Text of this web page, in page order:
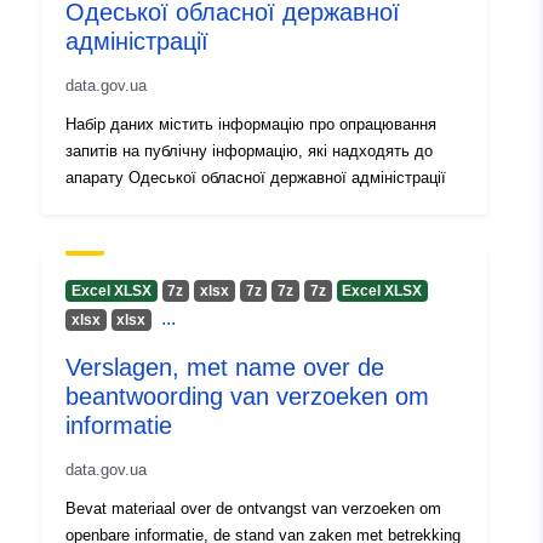
uriRef:
Versie-informatie: 1.0
Одеської обласної державної
адміністрації
data.gov.ua
Набір даних містить інформацію про опрацювання
запитів на публічну інформацію, які надходять до
апарату Одеської обласної державної адміністрації
Excel XLSX 7z хlsx 7z 7z 7z
Excel XLSX
хlsx
хlsx ...
Verslagen, met name over de
beantwoording van verzoeken om
informatie
data.gov.ua
Bevat materiaal over de ontvangst van verzoeken om
openbare informatie, de stand van zaken met betrekking